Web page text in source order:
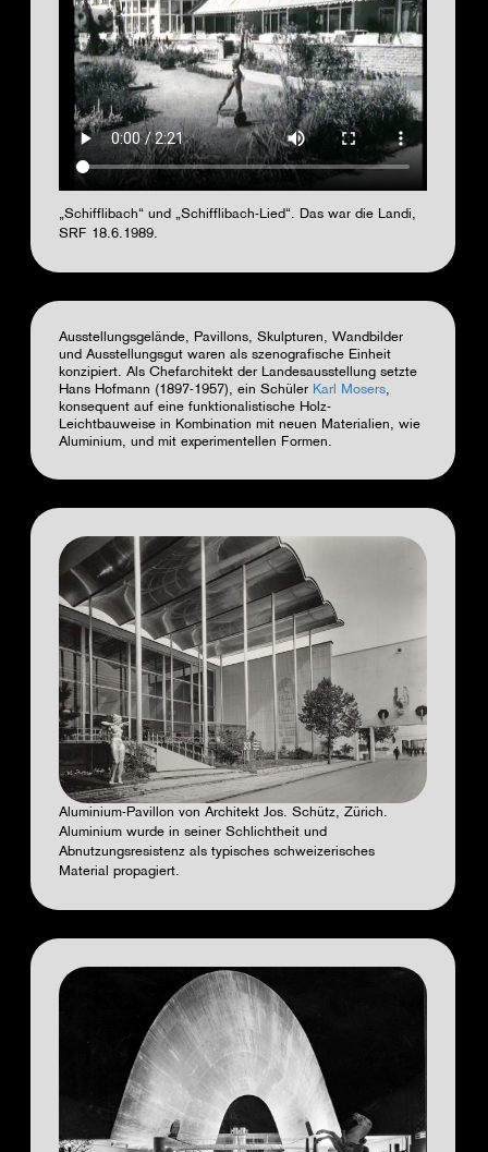
„Schifflibach“ und „Schifflibach-Lied“. Das war die Landi,
SRF 18.6.1989.
Ausstellungsgelände, Pavillons, Skulpturen, Wandbilder
und Ausstellungsgut waren als szenografische Einheit
konzipiert. Als Chefarchitekt der Landesausstellung setzte
Hans Hofmann (1897-1957), ein Schüler Karl Mosers,
konsequent auf eine funktionalistische Holz-
Leichtbauweise in Kombination mit neuen Materialien, wie
Aluminium, und mit experimentellen Formen.
Aluminium-Pavillon von Architekt Jos. Schütz, Zürich.
Aluminium wurde in seiner Schlichtheit und
Abnutzungsresistenz als typisches schweizerisches
Material propagiert.